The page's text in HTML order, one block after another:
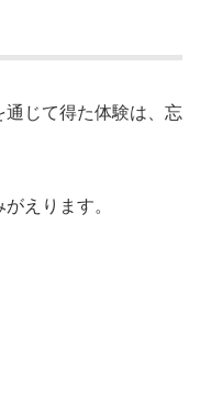
じて得た体験は、忘
えります。